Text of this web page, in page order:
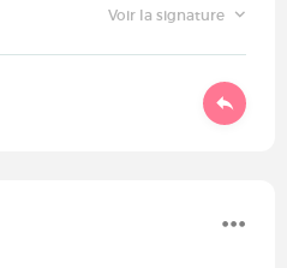
Voir la signature